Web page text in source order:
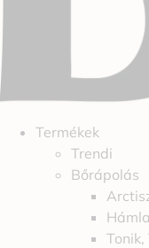
Termékek
Trendi
Bőrápolás